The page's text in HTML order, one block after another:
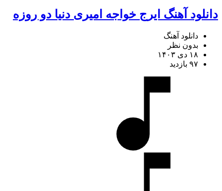
دانلود آهنگ ایرج خواجه امیری دنیا دو روزه
دانلود آهنگ
بدون نظر
۱۸ دی ۱۴۰۳
۹۷ بازدید